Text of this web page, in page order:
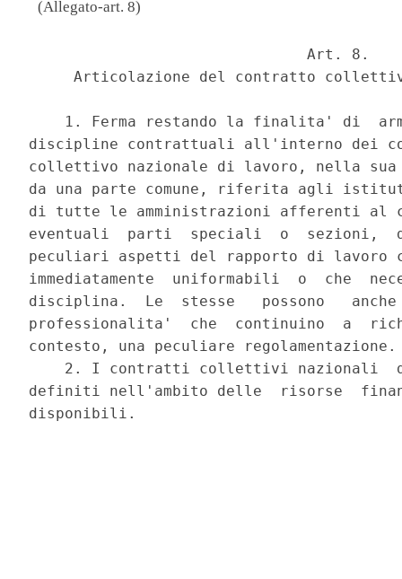
(Allegato-art. 8)
                               Art. 8.
Articolazione del contratto
1. Ferma restando la finalita' di
discipline contrattuali all'interno dei
collettivo nazionale di lavoro, nella
da una parte comune, riferita agli
di tutte le amministrazioni afferenti al
eventuali  parti  speciali  o  sezioni,
peculiari aspetti del rapporto di lavoro
immediatamente  uniformabili  o  che
disciplina.  Le  stesse   possono
professionalita'  che  continuino  a
contesto, una peculiare
2. I contratti collettivi nazionali
definiti nell'ambito delle  risorse
disponibili.